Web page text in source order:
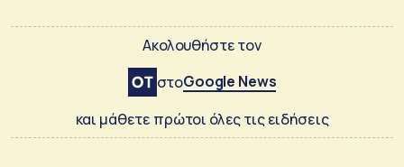
Ακολουθήστε τον
στοGoogle News
και μάθετε πρώτοι όλες τις ειδήσεις